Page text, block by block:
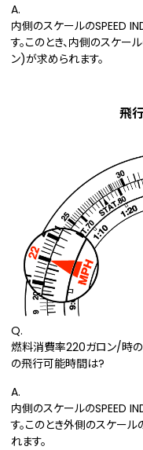
A.
内側のスケールのSPEED
す。このとき、内側のスケ
ン)が求められます。
飛
Q.
燃料消費率220ガロン/時
の飛行可能時間は?
A.
内側のスケールのSPEED
す。このとき外側のスケー
れます。